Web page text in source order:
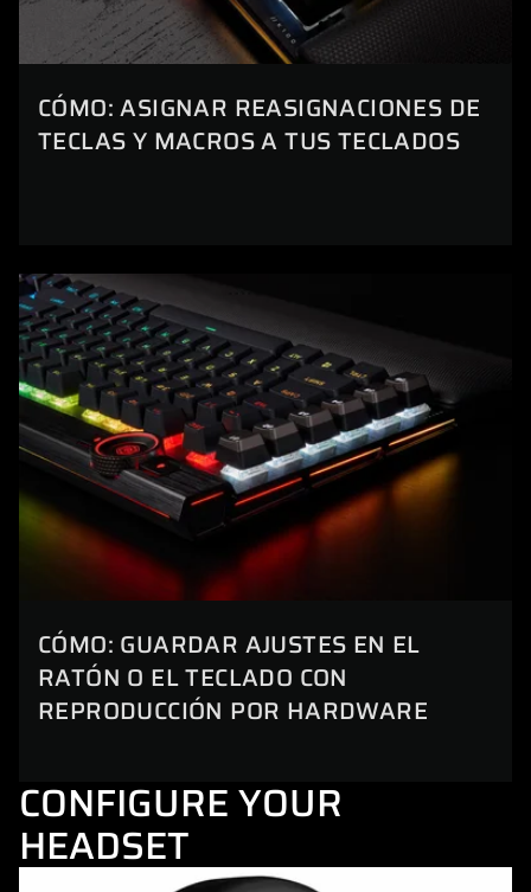
CÓMO: ASIGNAR REASIGNACIONES DE
TECLAS Y MACROS A TUS TECLADOS
CÓMO: GUARDAR AJUSTES EN EL
RATÓN O EL TECLADO CON
REPRODUCCIÓN POR HARDWARE
CONFIGURE YOUR
HEADSET